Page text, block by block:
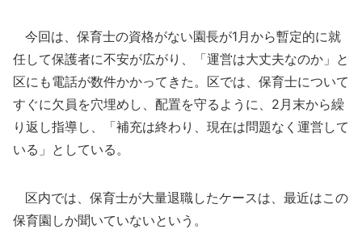
今回は、保育士の資格がない園長が1月から暫定的に就
任して保護者に不安が広がり、「運営は大丈夫なのか」と
区にも電話が数件かかってきた。区では、保育士について
すぐに欠員を穴埋めし、配置を守るように、2月末から繰
り返し指導し、「補充は終わり、現在は問題なく運営して
いる」としている。
区内では、保育士が大量退職したケースは、最近はこの
保育園しか聞いていないという。